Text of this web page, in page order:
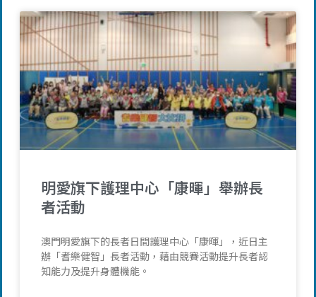
明愛旗下護理中心「康暉」舉辦長
者活動
澳門明愛旗下的長者日間護理中心「康暉」，近日主
辦「耆樂健智」長者活動，藉由競賽活動提升長者認
知能力及提升身體機能。